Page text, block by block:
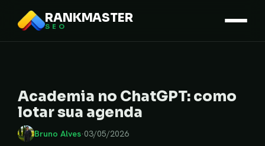
RANKMASTER
SEO
Academia no ChatGPT: como
lotar sua agenda
Bruno Alves·03/05/2026